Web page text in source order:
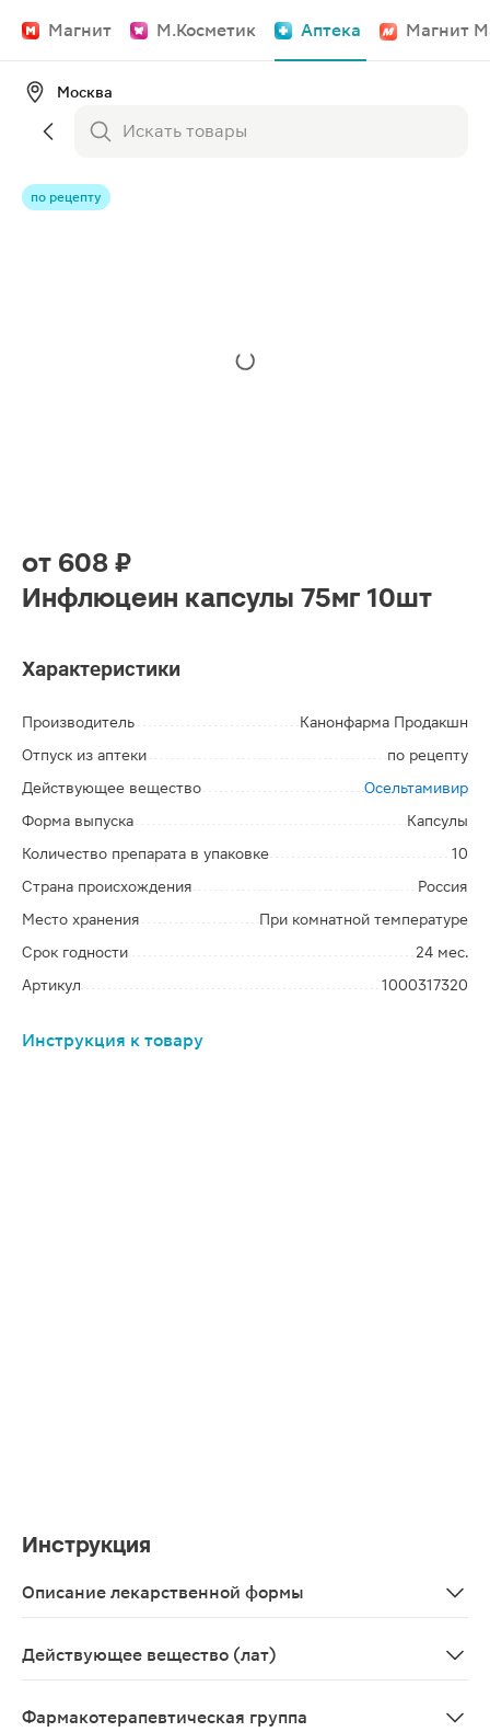
Магнит М.Косметик Аптека Магнит
Москва
по рецепту
от 608 ₽
Инфлюцеин капсулы 75мг 10шт
Характеристики
Производитель
Канонфарма Продакшн
Отпуск из аптеки
по рецепту
Действующее вещество
Осельтамивир
Форма выпуска
Капсулы
Количество препарата в упаковке
10
Страна происхождения
Россия
Место хранения
При комнатной температуре
Срок годности
24 мес.
Артикул
1000317320
Инструкция к товару
Инструкция
Описание лекарственной формы
Действующее вещество (лат)
Фармакотерапевтическая группа